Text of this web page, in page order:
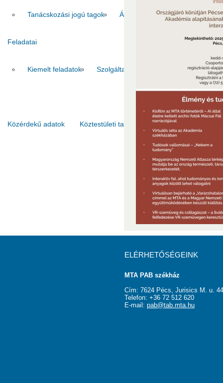
Tanácskozási jogú tagok Állandó meghívottak Tudós
Feladatai
Kiemelt feladatok Szolgáltatások Pályázatok
Közérdekű adatok Köztestületi tagok Kapcsolat
ELÉRHETŐSÉGEINK
MTA PAB székház
Cím: 7624 Pécs, Jurisics M. u.
Telefon: +36 72 512 620
E-mail: pab@tab.mta.hu